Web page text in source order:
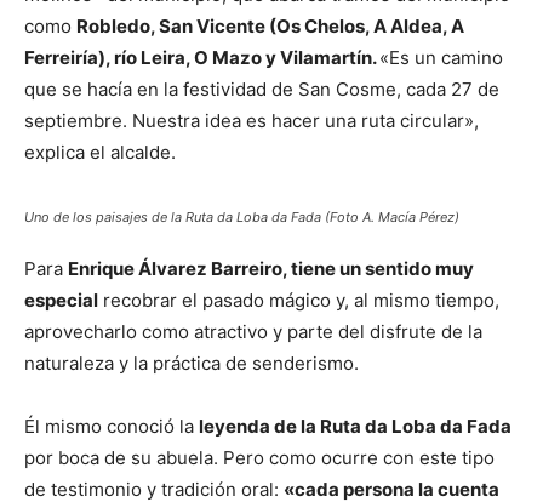
como Robledo, San Vicente (Os Chelos, A Aldea, A
Ferreiría), río Leira, O Mazo y Vilamartín.«Es un camino
que se hacía en la festividad de San Cosme, cada 27 de
septiembre. Nuestra idea es hacer una ruta circular»,
explica el alcalde.
Uno de los paisajes de la Ruta da Loba da Fada (Foto A. Macía Pérez)
Para Enrique Álvarez Barreiro, tiene un sentido muy
especial recobrar el pasado mágico y, al mismo tiempo,
aprovecharlo como atractivo y parte del disfrute de la
naturaleza y la práctica de senderismo.
Él mismo conoció la leyenda de la Ruta da Loba da Fada
por boca de su abuela. Pero como ocurre con este tipo
de testimonio y tradición oral: «cada persona la cuenta